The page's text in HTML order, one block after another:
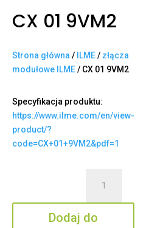
CX 01 9VM2
Strona główna / ILME/ złącza
modułowe ILME/ CX 01 9VM2
Specyfikacja produktu:
https://www.ilme.com/en/view-
product/?
code=CX+01+9VM2&pdf=1
01
9VM2
Dodaj do